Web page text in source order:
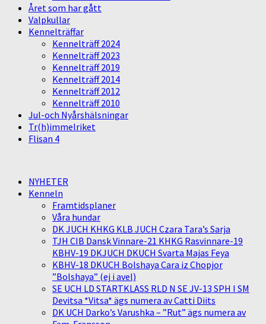
Året som har gått
Valpkullar
Kennelträffar
Kennelträff 2024
Kennelträff 2023
Kennelträff 2019
Kennelträff 2014
Kennelträff 2012
Kennelträff 2010
Jul-och Nyårshälsningar
Tr(h)immelriket
Flisan 4
NYHETER
Kenneln
Framtidsplaner
Våra hundar
DK JUCH KHKG KLB JUCH Czara Tara’s Sarja
TJH CIB Dansk Vinnare-21 KHKG Rasvinnare-19
KBHV-19 DKJUCH DKUCH Svarta Majas Feya
KBHV-18 DKUCH Bolshaya Cara iz Chopjor
”Bolshaya” (ej i avel)
SE UCH LD STARTKLASS RLD N SE JV-13 SPH I SM
Devitsa *Vitsa* ägs numera av Catti Diits
DK UCH Darko’s Varushka – ”Rut” ägs numera av